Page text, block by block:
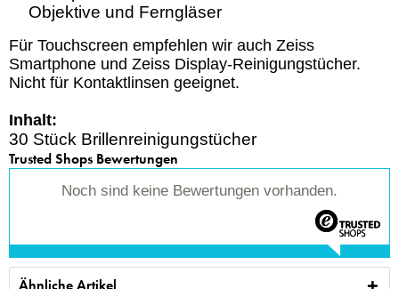
Objektive und Ferngläser
Für Touchscreen empfehlen wir auch Zeiss
Smartphone und Zeiss Display-Reinigungstücher.
Nicht für Kontaktlinsen geeignet.
Inhalt:
30 Stück Brillenreinigungstücher
Trusted Shops Bewertungen
Noch sind keine Bewertungen vorhanden.